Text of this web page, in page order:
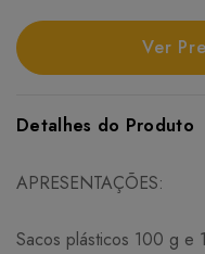
Ver
Detalhes do Produto
APRESENTAÇÕES:
Sacos plásticos 100 g e